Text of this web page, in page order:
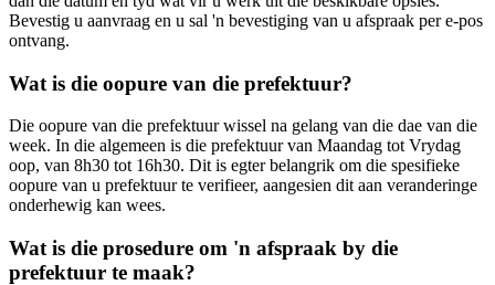
Bevestig u aanvraag en u sal 'n bevestiging van u afspraak per e-pos
ontvang.
Wat is die oopure van die prefektuur?
Die oopure van die prefektuur wissel na gelang van die dae van die
week. In die algemeen is die prefektuur van Maandag tot Vrydag
oop, van 8h30 tot 16h30. Dit is egter belangrik om die spesifieke
oopure van u prefektuur te verifieer, aangesien dit aan veranderinge
onderhewig kan wees.
Wat is die prosedure om 'n afspraak by die
prefektuur te maak?